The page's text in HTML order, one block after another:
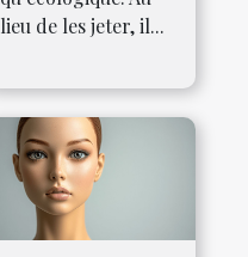
lieu de les jeter, il...